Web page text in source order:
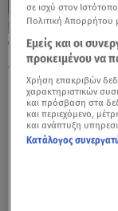
06.08.24, 23:09
Michele
κάμερα στη
σε ισχύ στον
Πολιτική Απορρήτου
Εμείς και οι
προκειμένου να
Χρήση επακριβών
χαρακτηριστικών
και πρόσβαση στα
και περιεχόμενο,
και ανάπτυξη
Κατάλογος